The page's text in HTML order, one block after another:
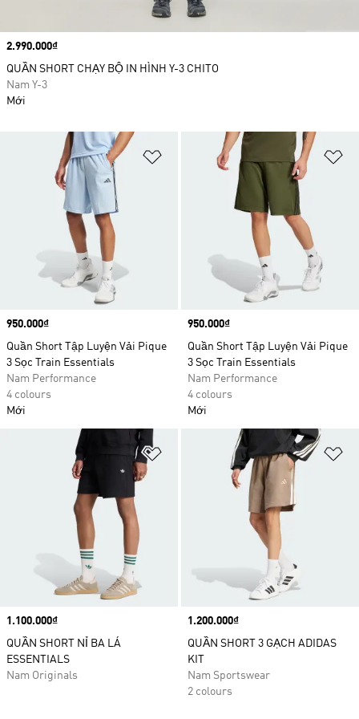
Add to Wishlist
Price
950.000₫
Quần Short Tập Luyện Vải Pique
3 Sọc Train Essentials
Nam Performance
4 colours
Mới
Price
950.000₫
Quần Short Tập Luyện Vải Pique
3 Sọc Train Essentials
Nam Performance
4 colours
Mới
Add to Wishlist
Price
1.100.000₫
QUẦN SHORT NỈ BA LÁ
ESSENTIALS
Nam Originals
Price
1.200.000₫
QUẦN SHORT 3 GẠCH ADIDAS
KIT
Nam Sportswear
2 colours
Price
2.990.000₫
QUẦN SHORT CHẠY BỘ IN HÌNH Y-3 CHITO
Nam Y-3
Mới